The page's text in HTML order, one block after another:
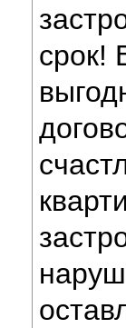
срок!